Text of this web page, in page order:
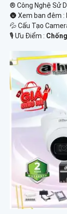
®️ Công Nghệ Sử
🌚 Xem ban đêm :
💦 Cấu Tạo
️🎙 Ưu Điểm :